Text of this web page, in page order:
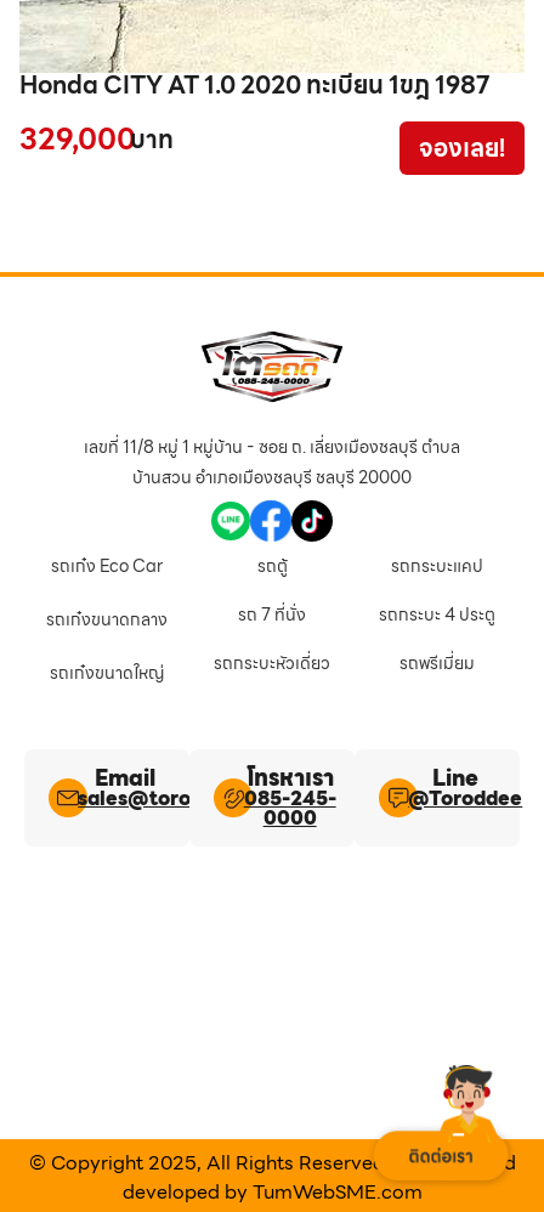
Honda CITY AT 1.0 2020 ทะเบียน 1ขฎ 1987
329,000บาท จองเลย!
เลขที่ 11/8 หมู่ 1 หมู่บ้าน - ซอย ถ. เลี่ยงเมืองชลบุรี ตำบล
บ้านสวน อำเภอเมืองชลบุรี ชลบุรี 20000
รถเก๋ง Eco Car
รถเก๋งขนาดกลาง
รถเก๋งขนาดใหญ่
รถตู้
รถ 7 ที่นั่ง
รถกระบะหัวเดี่ยว
รถกระบะแคป
รถกระบะ 4 ประตู
รถพรีเมี่ยม
Email
sales@toroddee.com
โทรหาเรา
085-245-
0000
Line​
@Toroddee​
© Copyright 2025, All Rights Reserved Designed and
developed by TumWebSME.com